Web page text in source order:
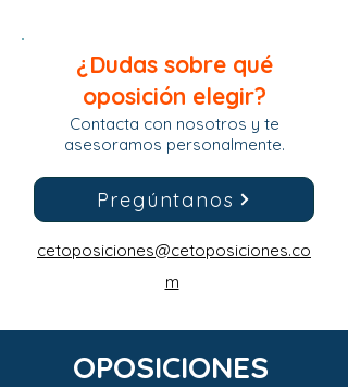
¿Dudas sobre qué
oposición elegir?
Contacta con nosotros y te
asesoramos personalmente.
Pregúntanos
cetoposiciones@cetoposiciones.co
m
OPOSICIONES